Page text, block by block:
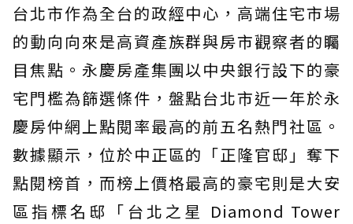
台北市作為全台的政經中心，高端住宅市場
的動向向來是高資產族群與房市觀察者的矚
目焦點。永慶房產集團以中央銀行設下的豪
宅門檻為篩選條件，盤點台北市近一年於永
慶房仲網上點閱率最高的前五名熱門社區。
數據顯示，位於中正區的「正隆官邸」奪下
點閱榜首，而榜上價格最高的豪宅則是大安
區指標名邸「台北之星 Diamond Tower